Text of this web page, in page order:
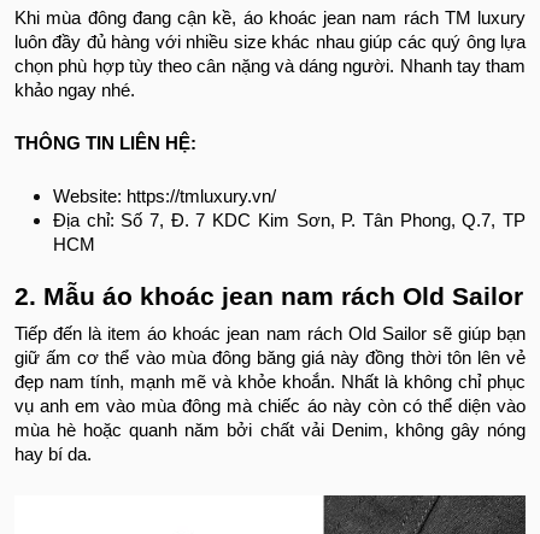
Khi mùa đông đang cận kề, áo khoác jean nam rách TM luxury
luôn đầy đủ hàng với nhiều size khác nhau giúp các quý ông lựa
chọn phù hợp tùy theo cân nặng và dáng người. Nhanh tay tham
khảo ngay nhé.
THÔNG TIN LIÊN HỆ:
Website: https://tmluxury.vn/
Địa chỉ: Số 7, Đ. 7 KDC Kim Sơn, P. Tân Phong, Q.7, TP
HCM
2. Mẫu áo khoác jean nam rách Old Sailor
Tiếp đến là item áo khoác jean nam rách Old Sailor sẽ giúp bạn
giữ ấm cơ thể vào mùa đông băng giá này đồng thời tôn lên vẻ
đẹp nam tính, mạnh mẽ và khỏe khoắn. Nhất là không chỉ phục
vụ anh em vào mùa đông mà chiếc áo này còn có thể diện vào
mùa hè hoặc quanh năm bởi chất vải Denim, không gây nóng
hay bí da.